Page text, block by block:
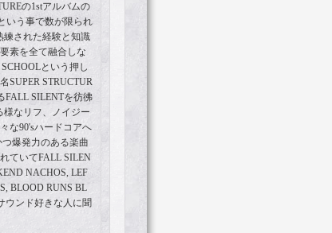
の1stアルバムの
いう事で数が限られ
練された経験と知識
素を全て融合しな
という押し
SUPER STRUCTUR
FALL SILENTを彷彿
様なリフ、ノイジー
な90'sハードコアへ
爆発力のある楽曲
ていてFALL SILEN
NACHOS, LEF
BLOOD RUNS BL
ウンド好きな人に聞